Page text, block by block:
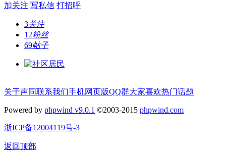
加关注 写私信 打招呼
3关注
12粉丝
69帖子
关于声同联系我们手机网页版QQ群大家喜欢热门话题
Powered by phpwind v9.0.1 ©2003-2015 phpwind.com
浙ICP备12004119号-3
返回顶部